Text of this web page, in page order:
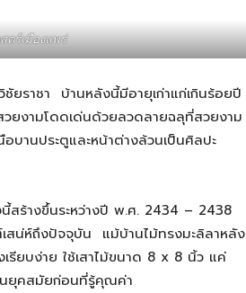
ร์เมืองแพร่
ยราชา บ้านหลังนี้มีอายุเก่าแก่เกินร้อยปี
ยงามโดดเด่นด้วยลวดลายฉลุที่สวยงาม
านประตูและหน้าต่างล้วนเป็นศิลปะ
สร้างขึ้นระหว่างปี พ.ศ. 2434 – 2438
สน่ห์ถึงปัจจุบัน แม้บ้านไม้ทรงมะลิลาหลัง
รียบง่าย ใช้เสาไม้ขนาด 8 x 8 นิ้ว แค่
ยุคสมัยก่อนที่รู้คุณค่า